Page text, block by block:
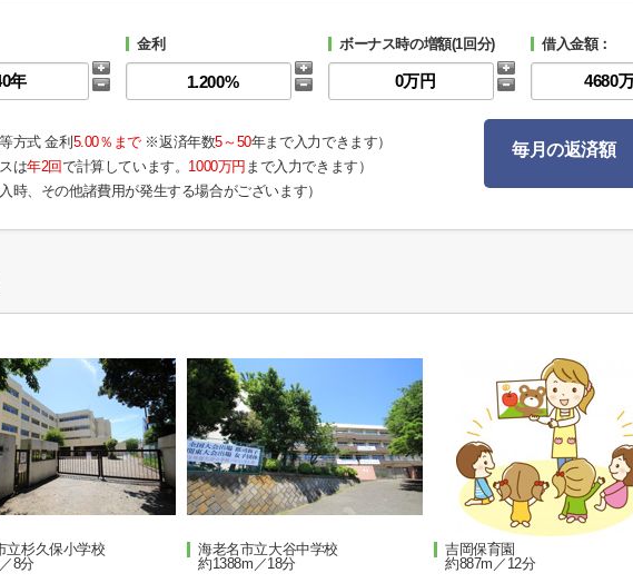
金利 ボーナス時の増額(1回分) 借入金額：
方式 金利 5.00％まで※返済年数5～50年まで入力できます）
は年2回で計算しています。 1000万円 まで入力できます）
時、その他諸費用が発生する場合がございます）
毎月の返済額
立杉久保小学校
8分
海老名市立大谷中学校
約1388m／18分
吉岡保育園
約887m／12分